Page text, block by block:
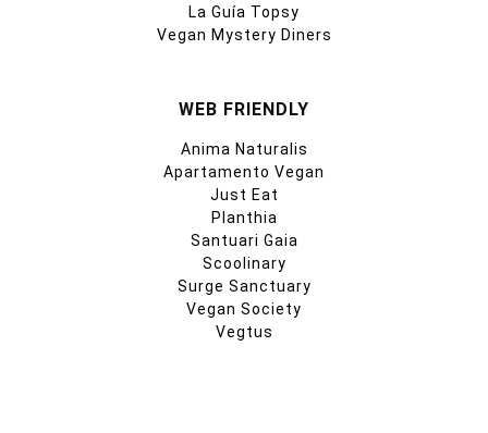
La Guía Topsy
Vegan Mystery Diners
WEB FRIENDLY
Anima Naturalis
Apartamento Vegan
Just Eat
Planthia
Santuari Gaia
Scoolinary
Surge Sanctuary
Vegan Society
Vegtus